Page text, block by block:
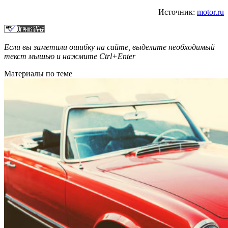
Источник: motor.ru
Если вы заметили ошибку на сайте, выделите необходимый
текст мышью и нажмите Ctrl+Enter
Материалы по теме